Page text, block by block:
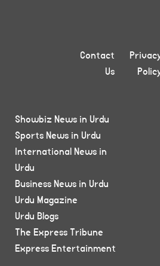
Contact
Us
Showbiz News in Urdu
Sports News in Urdu
International News in
Urdu
Business News in Urdu
Urdu Magazine
Urdu Blogs
The Express Tribune
Express Entertainment